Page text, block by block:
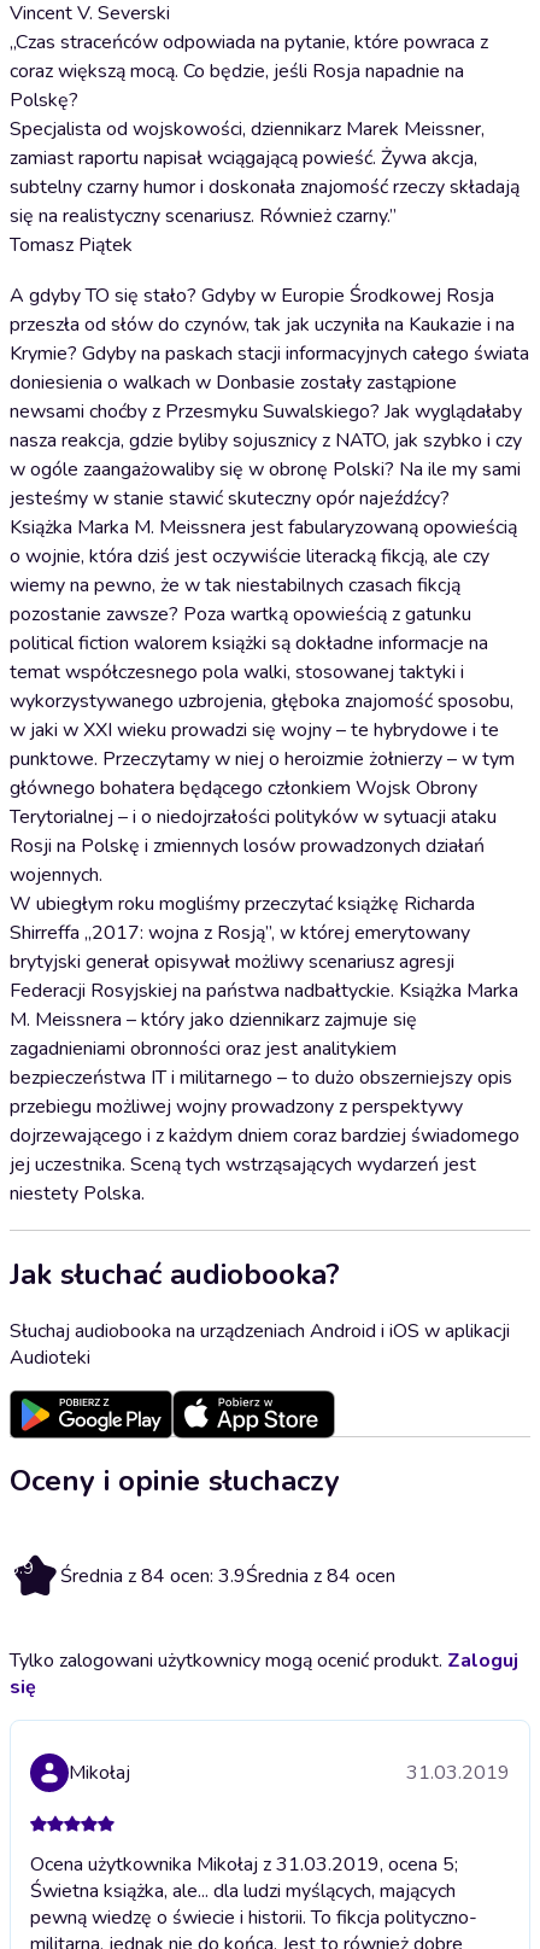
Vincent V. Severski
„Czas straceńców odpowiada na pytanie, które powraca z
coraz większą mocą. Co będzie, jeśli Rosja napadnie na
Polskę?
Specjalista od wojskowości, dziennikarz Marek Meissner,
zamiast raportu napisał wciągającą powieść. Żywa akcja,
subtelny czarny humor i doskonała znajomość rzeczy składają
się na realistyczny scenariusz. Również czarny.”
Tomasz Piątek
A gdyby TO się stało? Gdyby w Europie Środkowej Rosja
przeszła od słów do czynów, tak jak uczyniła na Kaukazie i na
Krymie? Gdyby na paskach stacji informacyjnych całego świata
doniesienia o walkach w Donbasie zostały zastąpione
newsami choćby z Przesmyku Suwalskiego? Jak wyglądałaby
nasza reakcja, gdzie byliby sojusznicy z NATO, jak szybko i czy
w ogóle zaangażowaliby się w obronę Polski? Na ile my sami
jesteśmy w stanie stawić skuteczny opór najeźdźcy?
Książka Marka M. Meissnera jest fabularyzowaną opowieścią
o wojnie, która dziś jest oczywiście literacką fikcją, ale czy
wiemy na pewno, że w tak niestabilnych czasach fikcją
pozostanie zawsze? Poza wartką opowieścią z gatunku
political fiction walorem książki są dokładne informacje na
temat współczesnego pola walki, stosowanej taktyki i
wykorzystywanego uzbrojenia, głęboka znajomość sposobu,
w jaki w XXI wieku prowadzi się wojny – te hybrydowe i te
punktowe. Przeczytamy w niej o heroizmie żołnierzy – w tym
głównego bohatera będącego członkiem Wojsk Obrony
Terytorialnej – i o niedojrzałości polityków w sytuacji ataku
Rosji na Polskę i zmiennych losów prowadzonych działań
wojennych.
W ubiegłym roku mogliśmy przeczytać książkę Richarda
Shirreffa „2017: wojna z Rosją”, w której emerytowany
brytyjski generał opisywał możliwy scenariusz agresji
Federacji Rosyjskiej na państwa nadbałtyckie. Książka Marka
M. Meissnera – który jako dziennikarz zajmuje się
zagadnieniami obronności oraz jest analitykiem
bezpieczeństwa IT i militarnego – to dużo obszerniejszy opis
przebiegu możliwej wojny prowadzony z perspektywy
dojrzewającego i z każdym dniem coraz bardziej świadomego
jej uczestnika. Sceną tych wstrząsających wydarzeń jest
niestety Polska.
Jak słuchać audiobooka?
Słuchaj audiobooka na urządzeniach Android i iOS w aplikacji
Audioteki
Oceny i opinie słuchaczy
3.9 Średnia z 84 ocen: 3.9Średnia z 84 ocen
Tylko zalogowani użytkownicy mogą ocenić produkt. Zaloguj
się
Mikołaj 31.03.2019
Ocena użytkownika Mikołaj z 31.03.2019, ocena 5;
Świetna książka, ale... dla ludzi myślących, mających
pewną wiedzę o świecie i historii. To fikcja polityczno-